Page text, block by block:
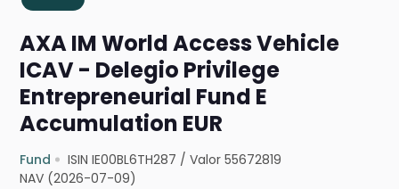
AXA IM World Access Vehicle
ICAV - Delegio Privilege
Entrepreneurial Fund E
Accumulation EUR
Fund ISIN IE00BL6TH287 /Valor 55672819
NAV (2026-07-09)